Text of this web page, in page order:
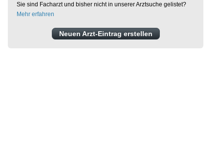
Sie sind Facharzt und bisher nicht in unserer Arztsuche gelistet?
Mehr erfahren
Neuen Arzt-Eintrag erstellen